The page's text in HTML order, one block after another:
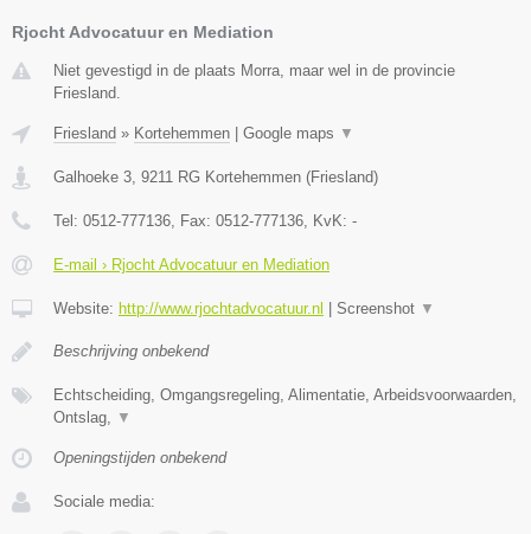
Rjocht Advocatuur en Mediation
Niet gevestigd in de plaats Morra, maar wel in de provincie
Friesland.
Friesland » Kortehemmen Google maps ▼
Galhoeke 3 9211 RG Kortehemmen (Friesland)
Tel: 0512-777136 , Fax: 0512-777136 , KvK: -
E-mail › Rjocht Advocatuur en Mediation
Website: http://www.rjochtadvocatuur.nl Screenshot ▼
Beschrijving onbekend
Echtscheiding, Omgangsregeling, Alimentatie, Arbeidsvoorwaarden,
Ontslag,
▼
Openingstijden onbekend
Sociale media: